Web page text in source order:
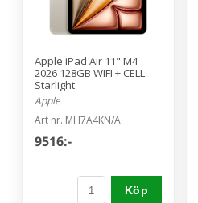
Apple iPad Air 11" M4
2026 128GB WIFI + CELL
Starlight
Apple
Art nr. MH7A4KN/A
9516:-
Köp